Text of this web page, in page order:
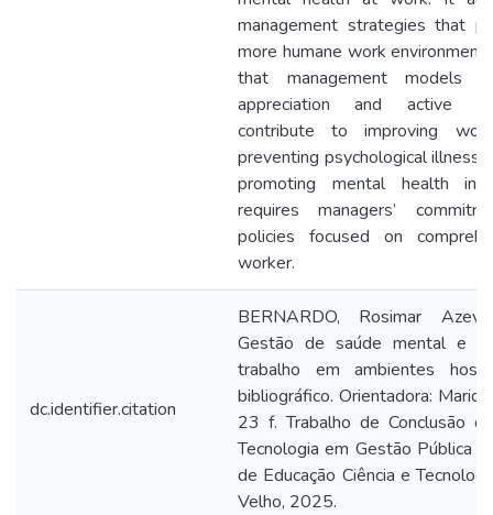
management strategies that
more humane work
that management models
appreciation and active
contribute to improving
preventing psychological
promoting mental health in
requires managers’
policies focused on
worker.
dc.identifier.citation
BERNARDO, Rosimar
Gestão de saúde mental e
trabalho em ambientes
bibliográfico. Orientadora:
23 f. Trabalho de Conclusão
Tecnologia em Gestão Pública
de Educação Ciência e
Velho, 2025.